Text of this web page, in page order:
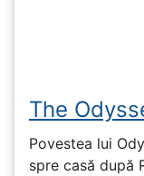
The
Povestea lui
spre casă după